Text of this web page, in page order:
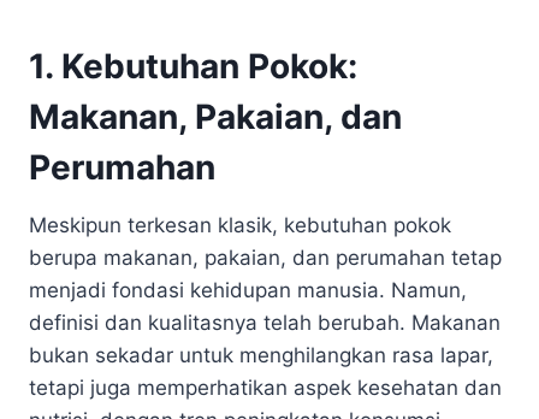
1. Kebutuhan Pokok:
Makanan, Pakaian, dan
Perumahan
Meskipun terkesan klasik, kebutuhan pokok
berupa makanan, pakaian, dan perumahan tetap
menjadi fondasi kehidupan manusia. Namun,
definisi dan kualitasnya telah berubah. Makanan
bukan sekadar untuk menghilangkan rasa lapar,
tetapi juga memperhatikan aspek kesehatan dan